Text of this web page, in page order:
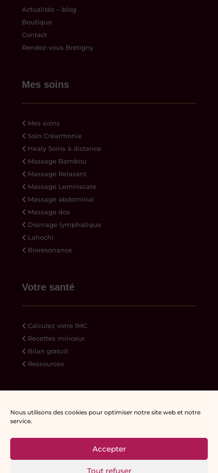
Nous utilisons des cookies pour optimiser notre site web et notre
service.
Accepter
Tout refuser
Actualités – blog
Boutique
Contact
Rendez-vous Bretigny
Mes soins
Mes soins
Soin Créarmonie
Healy Soins à distance
Massage Bambou
Massage Relaxant
Massage Lemniscate
Massage abdominal
Massage dos
Drainage lymphatique
Lahochi
Biorésonance
Votre santé
Calculez votre IMC
Recettes minceur
Bilan gratuit
Ressources
Newsletter